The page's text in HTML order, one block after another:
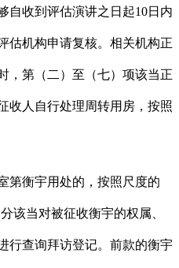
自收到评估演讲之日起10日内
估机构申请复核。相关机构正
，第（二）至（七）项该当正
收人自行处理周转用房，按照
衡宇用处的，按照尺度的
该当对被征收衡宇的权属、
行查询拜访登记。前款的衡宇